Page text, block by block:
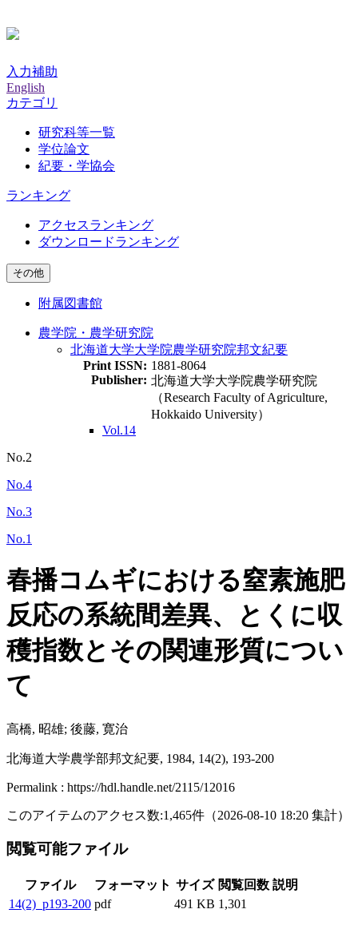
入力補助
English
カテゴリ
研究科等一覧
学位論文
紀要・学協会
ランキング
アクセスランキング
ダウンロードランキング
その他
附属図書館
農学院・農学研究院
北海道大学大学院農学研究院邦文紀要
Print ISSN: 1881-8064
Publisher: 北海道大学大学院農学研究院
（Research Faculty of Agriculture,
Hokkaido University）
Vol.14
No.2
No.4
No.3
No.1
春播コムギにおける窒素施肥
反応の系統間差異、とくに収
穫指数とその関連形質につい
て
高橋, 昭雄; 後藤, 寛治
北海道大学農学部邦文紀要, 1984, 14(2), 193-200
Permalink : https://hdl.handle.net/2115/12016
このアイテムのアクセス数:1,465件 （2026-08-10 18:20 集計）
閲覧可能ファイル
ファイル フォーマット サイズ 閲覧回数 説明
14(2)_p193-200 pdf 491 KB 1,301